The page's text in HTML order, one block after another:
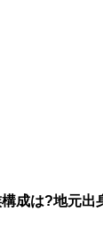
成は?地元